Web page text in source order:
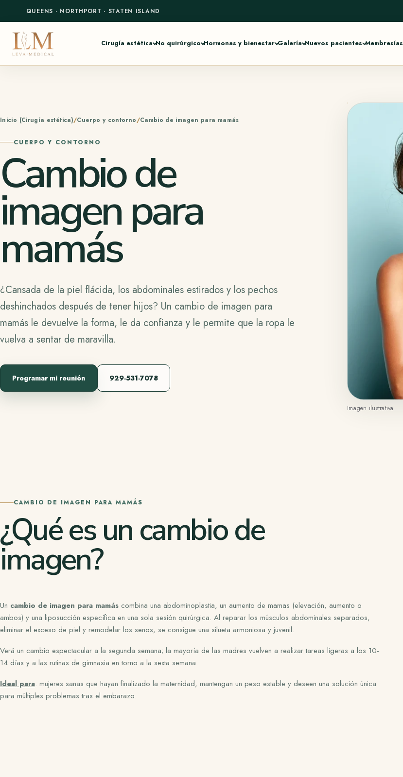
QUEENS · NORTHPORT · STATEN ISLAND
Cirugía estética No quirúrgico Hormonas y bienestar Galería Nuevos pacientes Membresías
Inicio (Cirugía estética) Cuerpo y contorno Cambio de imagen para mamás
CUERPO Y CONTORNO
Cambio de
imagen para
mamás
¿Cansada de la piel flácida, los abdominales estirados y los pechos
deshinchados después de tener hijos? Un cambio de imagen para
mamás le devuelve la forma, le da confianza y le permite que la ropa le
vuelva a sentar de maravilla.
Programar mi reunión 929-531-7078
Imagen ilustrativa
CAMBIO DE IMAGEN PARA MAMÁS
¿Qué es un cambio de
imagen?
Un cambio de imagen para mamás combina una abdominoplastia, un aumento de mamas (elevación, aumento o
ambos) y una liposucción específica en una sola sesión quirúrgica. Al reparar los músculos abdominales separados,
eliminar el exceso de piel y remodelar los senos, se consigue una silueta armoniosa y juvenil.
Verá un cambio espectacular a la segunda semana; la mayoría de las madres vuelven a realizar tareas ligeras a los 10-
14 días y a las rutinas de gimnasia en torno a la sexta semana.
Ideal para: mujeres sanas que hayan finalizado la maternidad, mantengan un peso estable y deseen una solución única
para múltiples problemas tras el embarazo.